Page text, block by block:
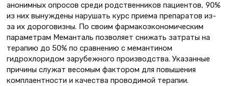
анонимных опросов среди родственников пациентов, 90%
из них вынуждены нарушать курс приема препаратов из-
за их дороговизны. По своим фармакоэкономическим
параметрам Меманталь позволяет снижать затраты на
терапию до 50% по сравнению с мемантином
гидрохлоридом зарубежного производства. Указанные
причины служат весомым фактором для повышения
комплаентности и качества проводимой терапии.